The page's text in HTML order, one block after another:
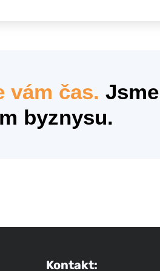
vám čas. Jsme
byznysu.
Kontakt: